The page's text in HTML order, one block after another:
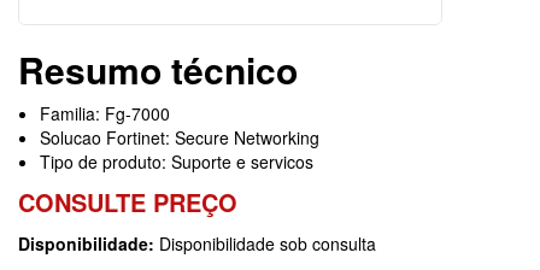
Resumo técnico
Familia: Fg-7000
Solucao Fortinet: Secure Networking
Tipo de produto: Suporte e servicos
CONSULTE PREÇO
Disponibilidade: Disponibilidade sob consulta